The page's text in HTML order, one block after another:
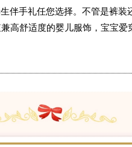
伴手礼任您选择。不管是裤装
高舒适度的婴儿服饰，宝宝爱